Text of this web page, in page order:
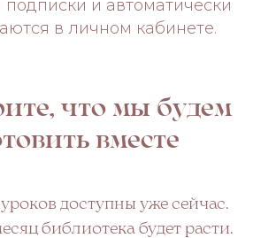
подписки и автоматически
в личном кабинете.
что мы будем
вместе
доступны уже сейчас.
библиотека будет расти.